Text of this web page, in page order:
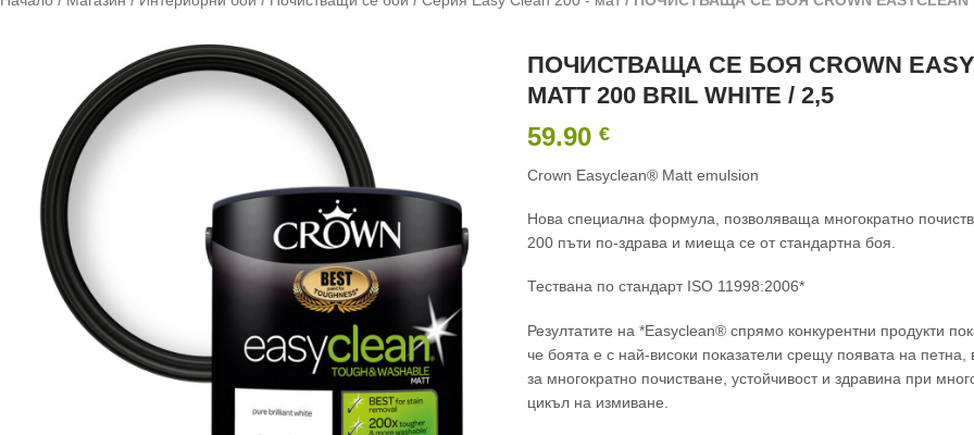
ПОЧИСТВАЩА СЕ БОЯ CROWN
MATT 200 BRIL WHITE / 2,5
59.90€
Crown Easyclean® Matt emulsion
Нова специална формула, позволяваща многократно
200 пъти по-здрава и миеща се от стандартна боя.
Тествана по стандарт ISO 11998:2006*
Резултатите на *Easyclean® спрямо конкурентни продукти
че боята е с най-високи показатели срещу появата на петна,
за многократно почистване, устойчивост и здравина при
цикъл на измиване.